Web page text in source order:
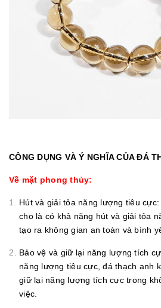
CÔNG DỤNG VÀ Ý NGHĨA CỦA ĐÁ
Về mặt phong thủy:
Hút và giải tỏa năng lượng tiêu
cho là có khả năng hút và giải tỏa
tạo ra không gian an toàn và bình
Bảo vệ và giữ lại năng lượng tích
năng lượng tiêu cực, đá thạch anh
giữ lại năng lượng tích cực trong
việc.